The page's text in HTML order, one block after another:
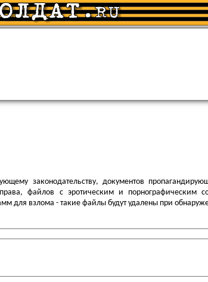
законодательству, документов
файлов с эротическим и порнографическим
для взлома - такие файлы будут удалены при